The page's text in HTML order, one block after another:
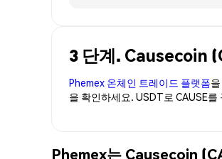
3 단계. Causecoin
Phemex 온체인 트레이드 플랫폼
을 확인하세요. USDT로 CAUSE
Phemex는 Causecoin